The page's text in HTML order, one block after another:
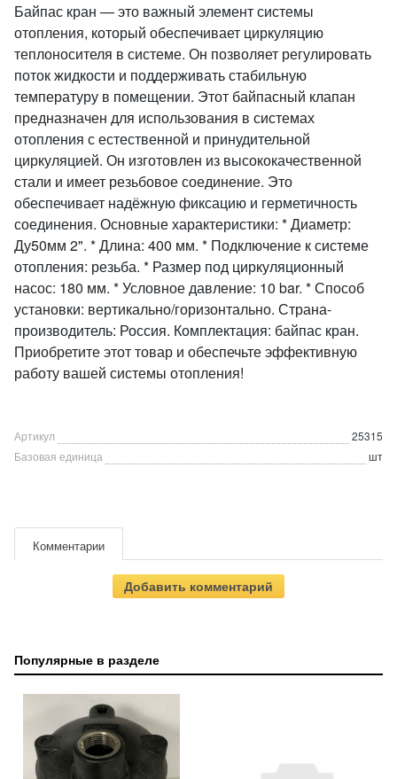
Байпас кран — это важный элемент системы
отопления, который обеспечивает циркуляцию
теплоносителя в системе. Он позволяет регулировать
поток жидкости и поддерживать стабильную
температуру в помещении. Этот байпасный клапан
предназначен для использования в системах
отопления с естественной и принудительной
циркуляцией. Он изготовлен из высококачественной
стали и имеет резьбовое соединение. Это
обеспечивает надёжную фиксацию и герметичность
соединения. Основные характеристики: * Диаметр:
Ду50мм 2". * Длина: 400 мм. * Подключение к системе
отопления: резьба. * Размер под циркуляционный
насос: 180 мм. * Условное давление: 10 bar. * Способ
установки: вертикально/горизонтально. Страна-
производитель: Россия. Комплектация: байпас кран.
Приобретите этот товар и обеспечьте эффективную
работу вашей системы отопления!
Артикул
25315
Базовая единица
шт
Комментарии
Добавить комментарий
Популярные в разделе